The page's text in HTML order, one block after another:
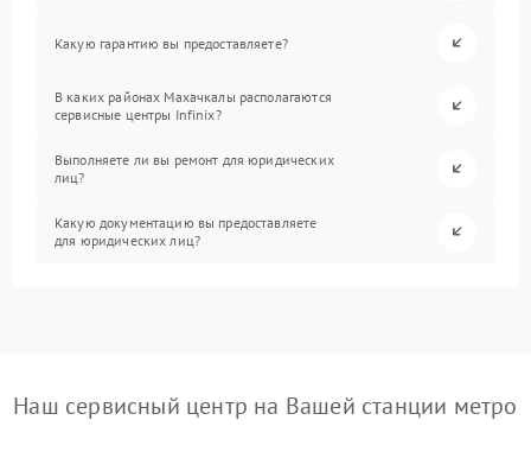
Какую гарантию вы предоставляете?
В каких районах Махачкалы располагаются
сервисные центры Infinix?
Выполняете ли вы ремонт для юридических
лиц?
Какую документацию вы предоставляете
для юридических лиц?
Наш сервисный центр на Вашей станции метро